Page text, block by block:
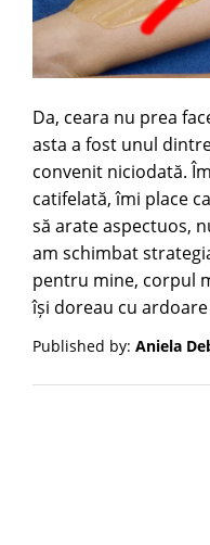
Da, ceara nu prea
asta a fost unul
convenit niciodată.
catifelată, îmi place
să arate aspectuos,
am schimbat
pentru mine, corpul
își doreau cu
Published by: Aniela